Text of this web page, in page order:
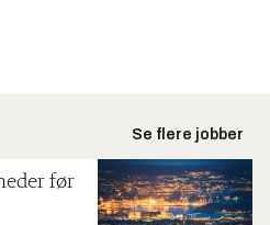
Se flere jobber
før